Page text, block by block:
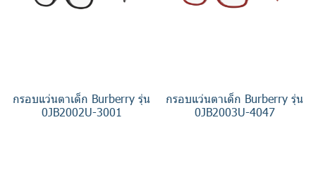
กรอบแว่นตาเด็ก Burberry รุ่น
0JB2002U-3001
กรอบแว่นตาเด็ก Burberry รุ่น
0JB2003U-4047